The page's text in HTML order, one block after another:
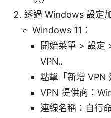
透過 Windows 設定
Windows 11：
開始菜單 > 設定
VPN。
點擊「新增 VPN
VPN 提供商：
連線名稱：自行